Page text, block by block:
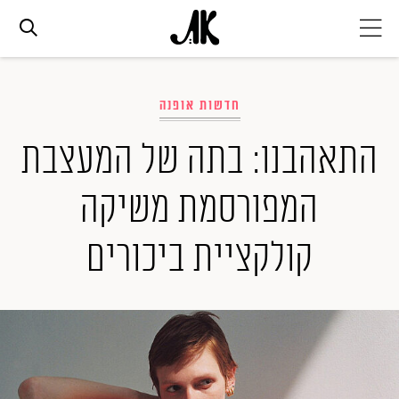
אופנה
ביוטי
סלבס
ערוצים נוספים
המגזין
חדשות אופנה
התאהבנו: בתה של המעצבת
המפורסמת משיקה
קולקציית ביכורים